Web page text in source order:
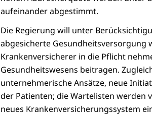
aufeinander abgestimmt.
Die Regierung will unter
abgesicherte Gesundheitsversorgung
Krankenversicherer in die Pflicht
Gesundheitswesens beitragen.
unternehmerische Ansätze, neue
der Patienten; die Wartelisten werden
neues Krankenversicherungssystem